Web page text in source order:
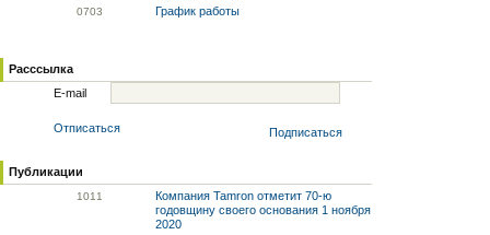
0703 График работы
Расссылка
E-mail
Отписаться Подписаться
Публикации
1011
Компания Tamron отметит 70-ю
годовщину своего основания 1 ноября
2020